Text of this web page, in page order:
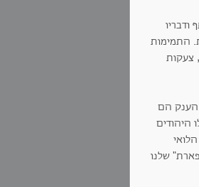
ודבריו
התמימות
צעקות
הענק הם
היהודים
שלנו